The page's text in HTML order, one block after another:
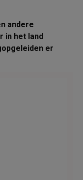
andere
in het land
er